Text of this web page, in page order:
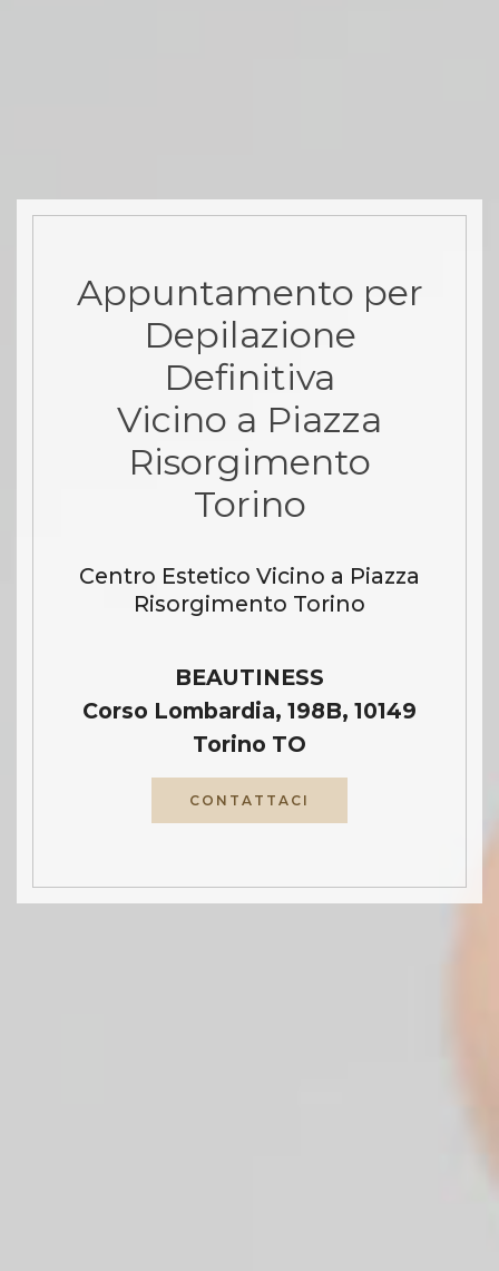
Appuntamento per
Depilazione
Definitiva
Vicino a Piazza
Risorgimento
Torino
Centro Estetico Vicino a Piazza
Risorgimento Torino
BEAUTINESS
Corso Lombardia, 198B, 10149
Torino TO
CONTATTACI